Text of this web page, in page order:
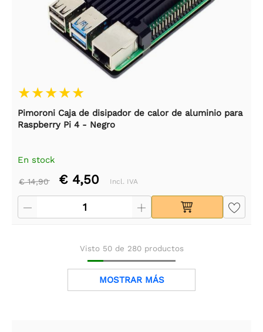
Pimoroni Caja de disipador de calor de aluminio para
Raspberry Pi 4 - Negro
En stock
€ 14,90 € 4,50 Incl. IVA
Visto 50de 280productos
MOSTRAR MÁS